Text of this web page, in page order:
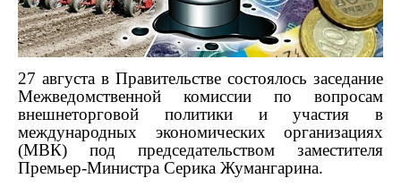
27 августа в Правительстве состоялось заседание
Межведомственной комиссии по вопросам
внешнеторговой политики и участия в
международных экономических организациях
(МВК) под председательством заместителя
Премьер-Министра Серика Жумангарина.